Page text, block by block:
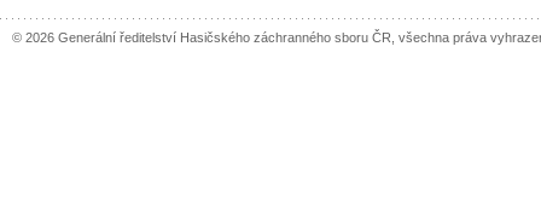
© 2026 Generální ředitelství Hasičského záchranného sboru ČR, všechna práva